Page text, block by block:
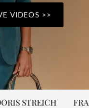
VIDEOS >>
FRANK